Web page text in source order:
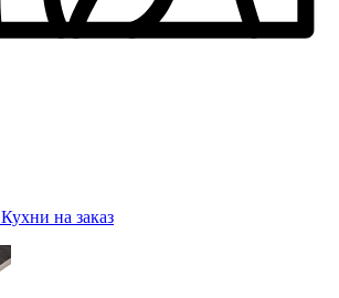
Кухни на заказ